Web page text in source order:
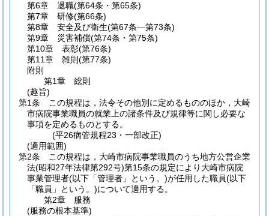
第6章
退職(第64条・第65条)
第7章
研修(第66条)
第8章
安全及び衛生(第67条―第73条)
第9章
災害補償(第74条・第75条)
第10章
表彰(第76条)
第11章
雑則 (第77条)
附則
第1章
総則
(趣旨)
第1条
この規程は，法令その他別に定めるもののほか，大崎
市病院事業職員の就業上の諸条件及び規律等に関し必要な
事項を定めるものとする。
(平26病管規程23・一部改正)
(適用範囲)
第2条
この規程は，大崎市病院事業職員のうち地方公営企業
法(昭和27年法律第292号)第15条の規定により大崎市病院
事業管理者(以下「管理者」という。)が任用した職員(以下
「職員」という。)について適用する。
第2章
服務
(服務の根本基準)